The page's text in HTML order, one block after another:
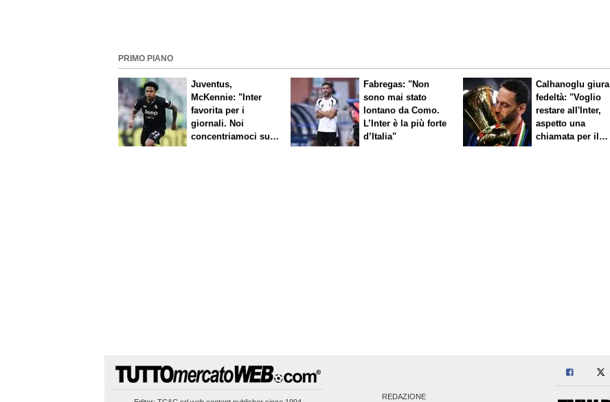
PRIMO PIANO
Juventus,
McKennie: "Inter
favorita per i
giornali. Noi
concentriamoci sul
Fabregas: "Non
sono mai stato
lontano da Como.
L’Inter è la più forte
d’Italia"
Calhanoglu giura
fedeltà: "Voglio
restare all'Inter,
aspetto una
chiamata per il
REDAZIONE